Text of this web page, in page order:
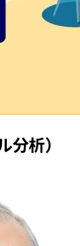
析）